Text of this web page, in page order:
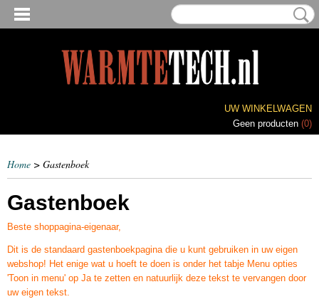
UW WINKELWAGEN
Geen producten (0)
Home > Gastenboek
Gastenboek
Beste shoppagina-eigenaar,
Dit is de standaard gastenboekpagina die u kunt gebruiken in uw eigen
webshop! Het enige wat u hoeft te doen is onder het tabje Menu opties
'Toon in menu' op Ja te zetten en natuurlijk deze tekst te vervangen door
uw eigen tekst.